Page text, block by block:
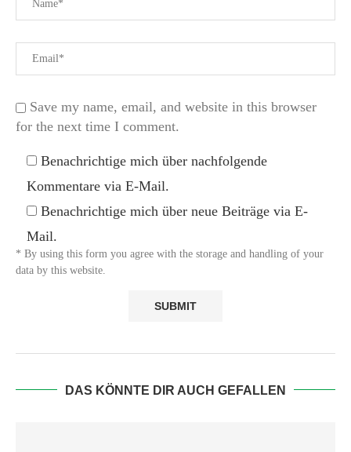
Save my name, email, and website in this browser
for the next time I comment.
Benachrichtige mich über nachfolgende
Kommentare via E-Mail.
Benachrichtige mich über neue Beiträge via E-
Mail.
* By using this form you agree with the storage and handling of your
data by this website.
DAS KÖNNTE DIR AUCH GEFALLEN